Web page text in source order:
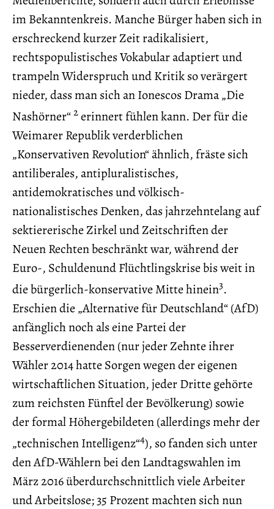
im Bekanntenkreis. Manche Bürger haben sich in
erschreckend kurzer Zeit radikalisiert,
rechtspopulistisches Vokabular adaptiert und
trampeln Widerspruch und Kritik so verärgert
nieder, dass man sich an Ionescos Drama „Die
Nashörner“2erinnert fühlen kann. Der für die
Weimarer Republik verderblichen
„Konservativen Revolution“ ähnlich, fräste sich
antiliberales, antipluralistisches,
antidemokratisches und völkisch-
nationalistisches Denken, das jahrzehntelang auf
sektiererische Zirkel und Zeitschriften der
Neuen Rechten beschränkt war, während der
Euro-, Schuldenund Flüchtlingskrise bis weit in
die bürgerlich-konservative Mitte hinein3.
Erschien die „Alternative für Deutschland“ (AfD)
anfänglich noch als eine Partei der
Besserverdienenden (nur jeder Zehnte ihrer
Wähler 2014 hatte Sorgen wegen der eigenen
wirtschaftlichen Situation, jeder Dritte gehörte
zum reichsten Fünftel der Bevölkerung) sowie
der formal Höhergebildeten (allerdings mehr der
„technischen Intelligenz“4), so fanden sich unter
den AfD-Wählern bei den Landtagswahlen im
März 2016 überdurchschnittlich viele Arbeiter
und Arbeitslose; 35 Prozent machten sich nun